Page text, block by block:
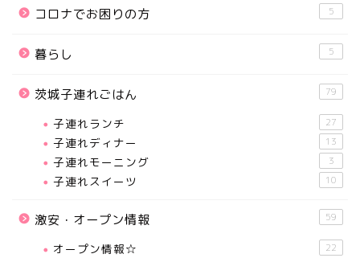
コロナでお困りの方 5
暮らし 5
茨城子連れごはん 79
子連れランチ 27
子連れディナー 13
子連れモーニング 3
子連れスイーツ 10
激安・オープン情報 59
オープン情報☆ 22